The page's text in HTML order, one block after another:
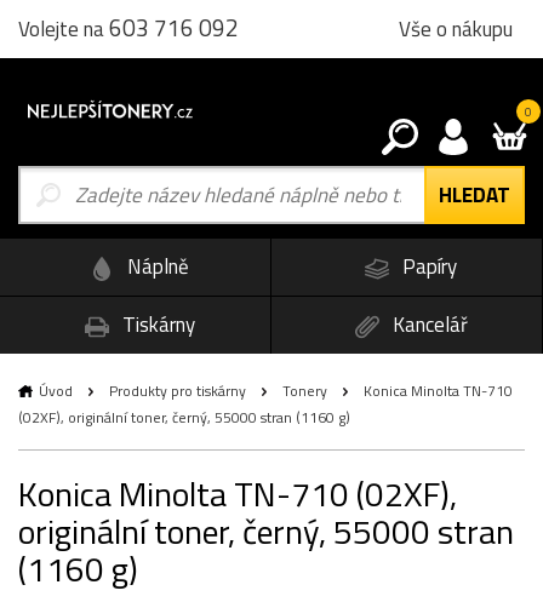
Volejte na603 716 092 Vše o nákupu
0
Náplně
Papíry
Tiskárny
Kancelář
Úvod Produkty pro tiskárny Tonery
Konica Minolta TN-710
(02XF), originální toner, černý, 55000 stran (1160 g)
Konica Minolta TN-710 (02XF),
originální toner, černý, 55000 stran
(1160 g)